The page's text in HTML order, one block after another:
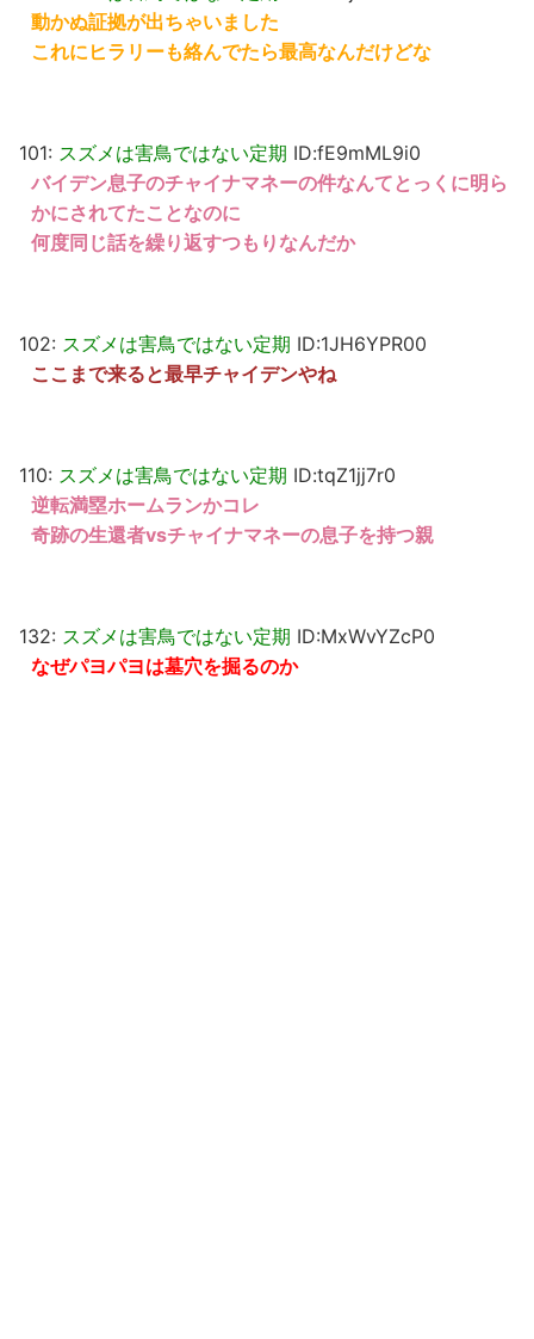
動かぬ証拠が出ちゃいました
これにヒラリーも絡んでたら最高なんだけどな
101: スズメは害鳥ではない定期 ID:fE9mML9i0
バイデン息子のチャイナマネーの件なんてとっくに明ら
かにされてたことなのに
何度同じ話を繰り返すつもりなんだか
102: スズメは害鳥ではない定期 ID:1JH6YPR00
ここまで来ると最早チャイデンやね
110: スズメは害鳥ではない定期 ID:tqZ1jj7r0
逆転満塁ホームランかコレ
奇跡の生還者vsチャイナマネーの息子を持つ親
132: スズメは害鳥ではない定期 ID:MxWvYZcP0
なぜパヨパヨは墓穴を掘るのか